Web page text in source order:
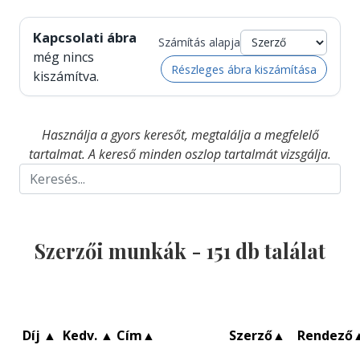
Kapcsolati ábra
még nincs
kiszámítva.
Számítás alapja
Részleges ábra kiszámítása
Használja a gyors keresőt, megtalálja a megfelelő
tartalmat. A kereső minden oszlop tartalmát vizsgálja.
Szerzői munkák - 151 db találat
Díj ▲ Kedv. ▲ Cím▲ Szerző▲ Rendező